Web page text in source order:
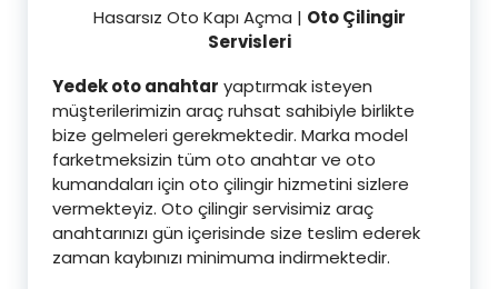
Hasarsız Oto Kapı Açma | Oto Çilingir
Servisleri
Yedek oto anahtar yaptırmak isteyen
müşterilerimizin araç ruhsat sahibiyle birlikte
bize gelmeleri gerekmektedir. Marka model
farketmeksizin tüm oto anahtar ve oto
kumandaları için oto çilingir hizmetini sizlere
vermekteyiz. Oto çilingir servisimiz araç
anahtarınızı gün içerisinde size teslim ederek
zaman kaybınızı minimuma indirmektedir.